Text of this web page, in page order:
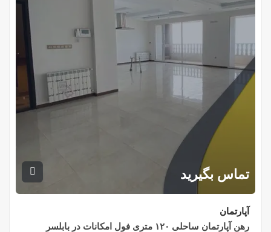
تماس بگیرید
آپارتمان
رهن آپارتمان ساحلی ۱۲۰ متری فول امکانات در بابلسر